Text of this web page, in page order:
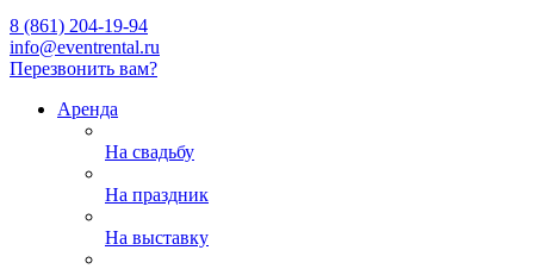
8 (861) 204-19-94
info@eventrental.ru
Перезвонить вам?
Аренда
На свадьбу
На праздник
На выставку